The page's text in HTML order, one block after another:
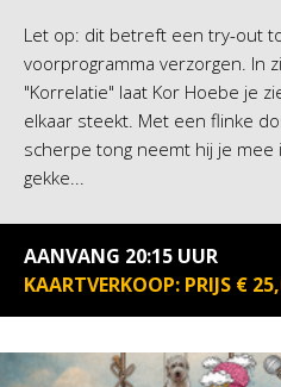
Let op: dit betreft een try-out
voorprogramma verzorgen. In
"Korrelatie" laat Kor Hoebe je
elkaar steekt. Met een flinke
scherpe tong neemt hij je
gekke...
AANVANG 20:15 UUR
KAARTVERKOOP: PRIJS €